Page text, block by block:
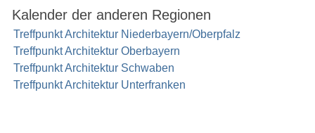
Kalender der anderen Regionen
Treffpunkt Architektur Niederbayern/Oberpfalz
Treffpunkt Architektur Oberbayern
Treffpunkt Architektur Schwaben
Treffpunkt Architektur Unterfranken